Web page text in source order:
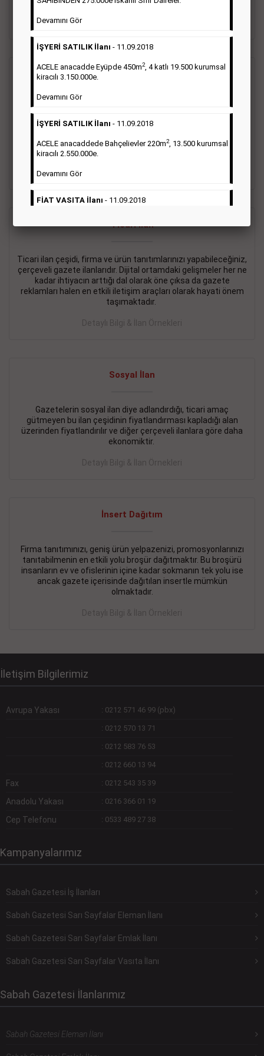
Detaylı Bilgi & İlan Örnekleri
Vasıta İlanı
Sarı sayfa ilanlar alım- satım, duyuru, mini reklam şeklinde
ifade edilebilen ilanlardır. Gazetelerin tirajını önemli ölçüde
etkilerler ve gazete gelirlerinin de önemli bir bölümünü
oluştururlar.Sabah sarı sayfa eleman ilanlarında 6 kelime
sayısı şartı aranmamaktadır.
Detaylı Bilgi & İlan Örnekleri
Ticari İlan
Ticari ilan çeşidi, firma ve ürün tanıtımlarınızı yapabileceğiniz,
çerçeveli gazete ilanlarıdır. Dijital ortamdaki gelişmeler her ne
kadar ihtiyacın arttığı dal olarak öne çıksa da gazete
reklamları halen en etkili iletişim araçları olarak hayati önem
taşımaktadır.
Detaylı Bilgi & İlan Örnekleri
Sosyal İlan
Gazetelerin sosyal ilan diye adlandırdığı, ticari amaç
gütmeyen bu ilan çeşidinin fiyatlandırması kapladığı alan
üzerinden fiyatlandırılır ve diğer çerçeveli ilanlara göre daha
ekonomiktir.
Detaylı Bilgi & İlan Örnekleri
İnsert Dağıtım
Firma tanıtımınızı, geniş ürün yelpazenizi, promosyonlarınızı
tanıtabilmenin en etkili yolu broşür dağıtmaktır. Bu broşürü
insanların ev ve ofislerinin içine kadar sokmanın tek yolu ise
ancak gazete içerisinde dağıtılan insertle mümkün
olmaktadır.
Detaylı Bilgi & İlan Örnekleri
İletişim Bilgilerimiz
Avrupa Yakası : 0212 571 46 99 (pbx)
: 0212 570 13 71
: 0212 583 76 53
: 0212 660 13 94
Fax : 0212 543 35 39
Anadolu Yakası : 0216 366 01 19
Cep Telefonu : 0533 489 27 38
Kampanyalarımız
Sabah Gazetesi İş İlanları
Sabah Gazetesi Sarı Sayfalar Eleman İlanı
Sabah Gazetesi Sarı Sayfalar Emlak İlanı
Sabah Gazetesi Sarı Sayfalar Vasıta İlanı
Sabah Gazetesi İlanlarımız
Sabah Gazetesi Eleman İlanı
Devamını Gör
İŞYERİ SATILIK İlanı - 11.09.2018
ACELE anacadde Eyüpde 450m2, 4 katlı 19.500 kurumsal
kiracılı 3.150.000e.
Devamını Gör
İŞYERİ SATILIK İlanı - 11.09.2018
ACELE anacaddede Bahçelievler 220m2, 13.500 kurumsal
kiracılı 2.550.000e.
Devamını Gör
FİAT VASITA İlanı - 11.09.2018
2.800.000e kurumsal mağaza.
BAKIRKÖY SATILIK İlanı- 11.09.2018
KARTALTEPEde kelepir 2+ 1 satılık daire
İŞYERİ KİRALIK İlanı - 11.09.2018
BEYLİKDÜZÜ Kavaklıda 4 katlı bina
DEVREMÜLK KİRALIK İlanı- 11.09.2018
SİNYE Tekstile Şoförlüğü olan 35 yaşını aşmamış, Depo
elemanı alınacaktır. Osmanbey, Şişli
Devamını Gör